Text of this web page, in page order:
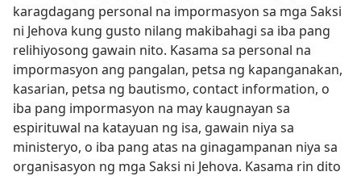
karagdagang personal na impormasyon sa mga Saksi
ni Jehova kung gusto nilang makibahagi sa iba pang
relihiyosong gawain nito. Kasama sa personal na
impormasyon ang pangalan, petsa ng kapanganakan,
kasarian, petsa ng bautismo, contact information, o
iba pang impormasyon na may kaugnayan sa
espirituwal na katayuan ng isa, gawain niya sa
ministeryo, o iba pang atas na ginagampanan niya sa
organisasyon ng mga Saksi ni Jehova. Kasama rin dito